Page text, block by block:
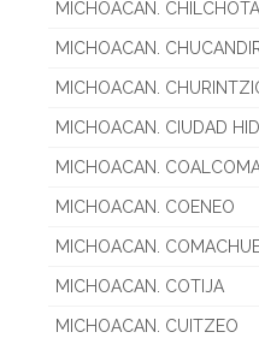
MICHOACAN. CHILCHOTA
MICHOACAN.
MICHOACAN.
MICHOACAN. CIUDAD
MICHOACAN.
MICHOACAN. COENEO
MICHOACAN.
MICHOACAN. COTIJA
MICHOACAN. CUITZEO